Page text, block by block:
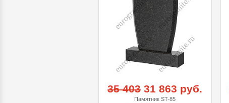
35 40331 863 руб.
Памятник ST-85